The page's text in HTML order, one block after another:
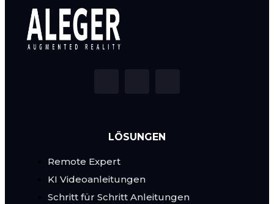
LÖSUNGEN
Remote Expert
KI Videoanleitungen
Schritt für Schritt Anleitungen